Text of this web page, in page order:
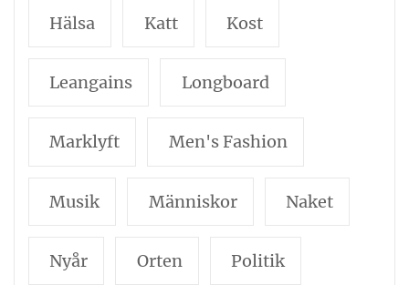
Hälsa Katt Kost
Leangains Longboard
Marklyft Men's Fashion
Musik Människor Naket
Nyår Orten Politik